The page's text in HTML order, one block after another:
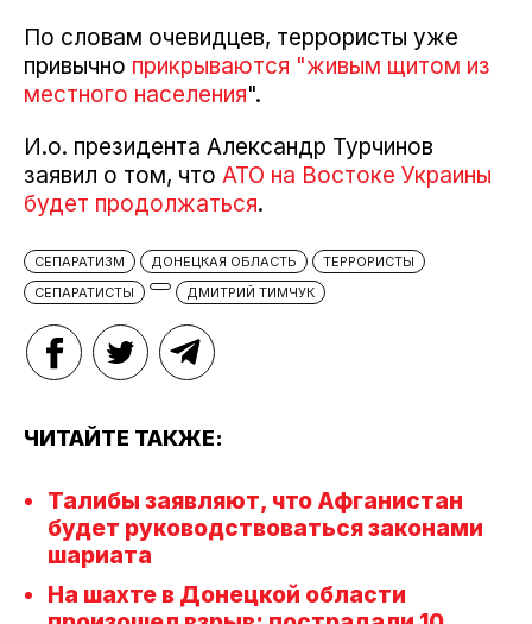
По словам очевидцев, террористы уже
привычно прикрываются "живым щитом из
местного населения".
И.о. президента Александр Турчинов
заявил о том, что АТО на Востоке Украины
будет продолжаться.
СЕПАРАТИЗМ ДОНЕЦКАЯ ОБЛАСТЬ
ТЕРРОРИСТЫ
СЕПАРАТИСТЫ
ДМИТРИЙ ТИМЧУК
ЧИТАЙТЕ ТАКЖЕ:
Талибы заявляют, что Афганистан
будет руководствоваться законами
шариата
На шахте в Донецкой области